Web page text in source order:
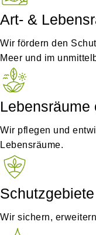
Art- &
Wir fördern den
Meer und im
Lebensräume
Wir pflegen und
Lebensräume.
Wir sichern,